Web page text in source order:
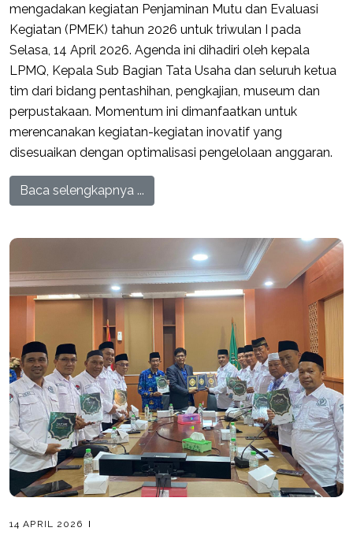
mengadakan kegiatan Penjaminan Mutu dan Evaluasi
Kegiatan (PMEK) tahun 2026 untuk triwulan I pada
Selasa, 14 April 2026. Agenda ini dihadiri oleh kepala
LPMQ, Kepala Sub Bagian Tata Usaha dan seluruh ketua
tim dari bidang pentashihan, pengkajian, museum dan
perpustakaan. Momentum ini dimanfaatkan untuk
merencanakan kegiatan-kegiatan inovatif yang
disesuaikan dengan optimalisasi pengelolaan anggaran.
Baca selengkapnya ...
14 APRIL 2026